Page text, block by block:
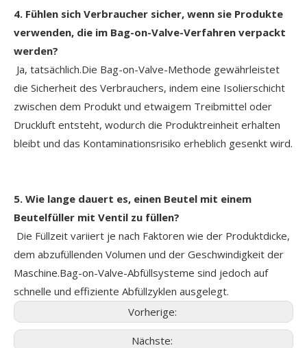
4. Fühlen sich Verbraucher sicher, wenn sie Produkte
verwenden, die im Bag-on-Valve-Verfahren verpackt
werden?
Ja, tatsächlich.Die Bag-on-Valve-Methode gewährleistet
die Sicherheit des Verbrauchers, indem eine Isolierschicht
zwischen dem Produkt und etwaigem Treibmittel oder
Druckluft entsteht, wodurch die Produktreinheit erhalten
bleibt und das Kontaminationsrisiko erheblich gesenkt wird.
5. Wie lange dauert es, einen Beutel mit einem
Beutelfüller mit Ventil zu füllen?
Die Füllzeit variiert je nach Faktoren wie der Produktdicke,
dem abzufüllenden Volumen und der Geschwindigkeit der
Maschine.Bag-on-Valve-Abfüllsysteme sind jedoch auf
schnelle und effiziente Abfüllzyklen ausgelegt.
Vorherige:
Nächste: